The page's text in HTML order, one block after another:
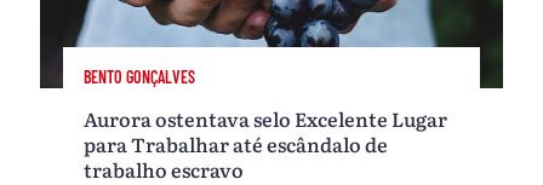
BENTO GONÇALVES
Aurora ostentava selo Excelente Lugar
para Trabalhar até escândalo de
trabalho escravo